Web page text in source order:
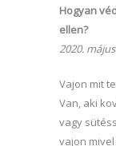
Hogyan
ellen?
2020.
Vajon mit
Van, aki
vagy
vajon